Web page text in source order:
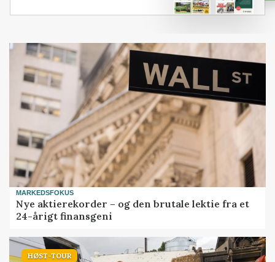
MARKEDSFOKUS
Nye aktierekorder – og den brutale lektie fra et
24-årigt finansgeni
HØST-TOUR